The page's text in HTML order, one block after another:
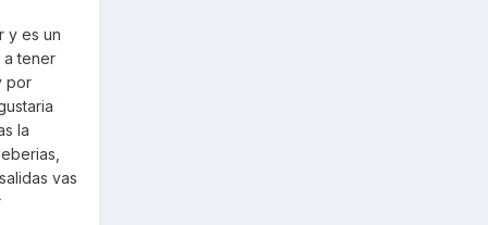
y es un
a tener
por
la
vas